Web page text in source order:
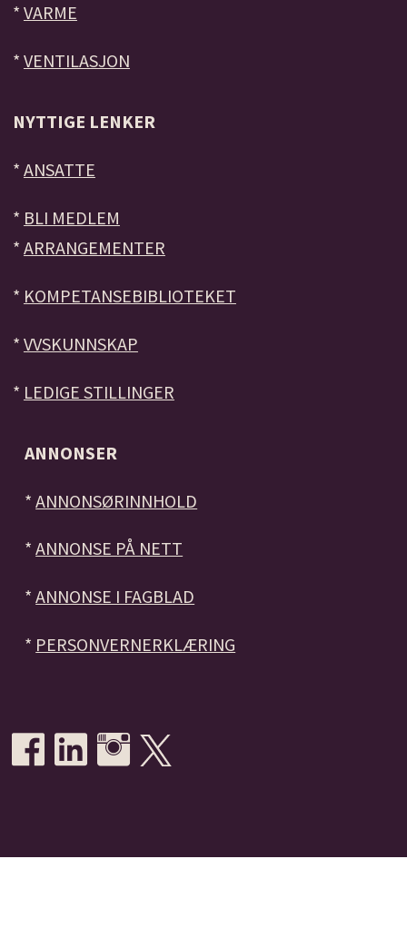
* VARME
* VENTILASJON
NYTTIGE LENKER
* ANSATTE
* BLI MEDLEM
* ARRANGEMENTER
* KOMPETANSEBIBLIOTEKET
* VVSKUNNSKAP
* LEDIGE STILLINGER
ANNONSER
*ANNONSØRINNHOLD
*ANNONSE PÅ NETT
*ANNONSE I FAGBLAD
* PERSONVERNERKLÆRING